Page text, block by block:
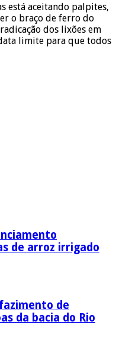
está aceitando palpites,
o braço de ferro do
dos lixões em
limite para que todos
de arroz irrigado
de
da bacia do Rio